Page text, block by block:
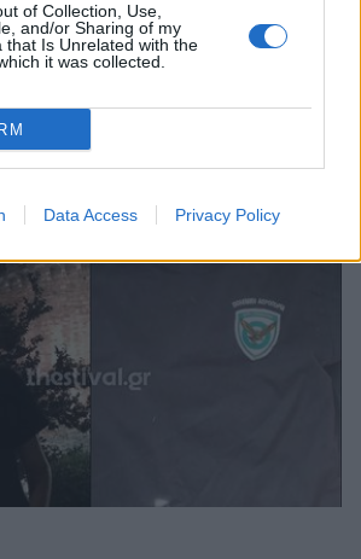
of Collection, Use,
and/or Sharing of my
that Is Unrelated with the
it was collected.
Data Access Privacy Policy
με τραυματισμό στην
και του έβγαλαν
09:20